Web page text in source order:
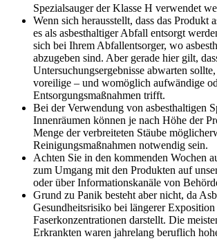
Spezialsauger der Klasse H verwendet
Wenn sich herausstellt, dass das Produkt
es als asbesthaltiger Abfall entsorgt
sich bei Ihrem Abfallentsorger, wo
abzugeben sind. Aber gerade hier gilt,
Untersuchungsergebnisse abwarten
voreilige – und womöglich aufwändige
Entsorgungsmaßnahmen trifft.
Bei der Verwendung von asbesthaltigen
Innenräumen können je nach Höhe der
Menge der verbreiteten Stäube
Reinigungsmaßnahmen notwendig sein.
Achten Sie in den kommenden Wochen
zum Umgang mit den Produkten auf
oder über Informationskanäle von
Grund zu Panik besteht aber nicht, da
Gesundheitsrisiko bei längerer
Faserkonzentrationen darstellt. Die
Erkrankten waren jahrelang beruflich